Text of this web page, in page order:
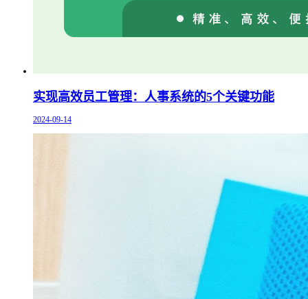
实现高效员工管理：人事系统的5个关键功能
2024-09-14